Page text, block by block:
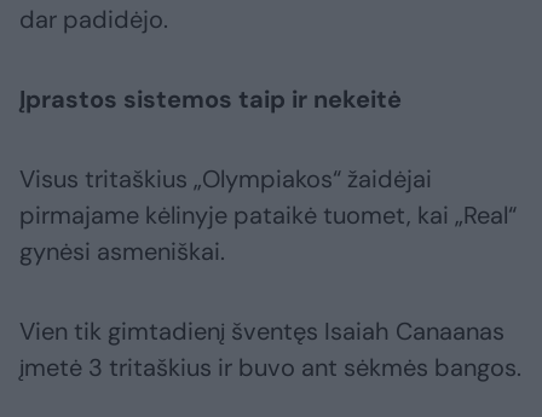
dar padidėjo.
Įprastos sistemos taip ir nekeitė
Visus tritaškius „Olympiakos“ žaidėjai
pirmajame kėlinyje pataikė tuomet, kai „Real“
gynėsi asmeniškai.
Vien tik gimtadienį šventęs Isaiah Canaanas
įmetė 3 tritaškius ir buvo ant sėkmės bangos.